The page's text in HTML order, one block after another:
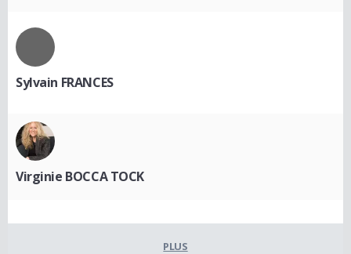
Sylvain FRANCES
Virginie BOCCA TOCK
PLUS